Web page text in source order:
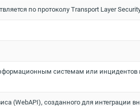
по протоколу Transport Layer
системам или
(WebAPI), созданного для интеграции